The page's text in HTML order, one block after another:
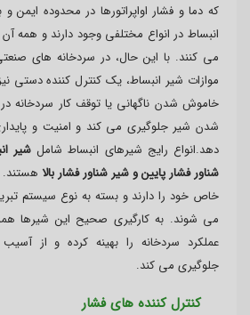
که دما و فشار اواپراتورها در محدوده ایمن و
انبساط در انواع مختلفی وجود دارند و همه
می کنند. با این حال، در سردخانه های
موازات شیر انبساط، یک کنترل کننده دستی
خاموش شدن ناگهانی یا توقف کار سردخانه
شدن شیر جلوگیری می کند و امنیت و
دهد.انواع رایج شیرهای انبساط شاملشیر
شناور فشار پایین و شیر شناور فشار بالا هستند.
خاص خود را دارند و بسته به نوع سیستم
می شوند. به کارگیری صحیح این شیرها
عملکرد سردخانه را بهینه کرده و از
جلوگیری می کند.
کنترل کننده های فشار